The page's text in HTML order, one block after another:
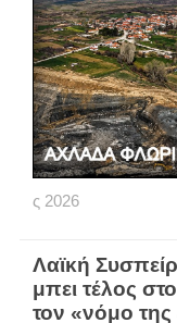
ς 2026
Λαϊκή
μπει τέλος
τον «νόμο